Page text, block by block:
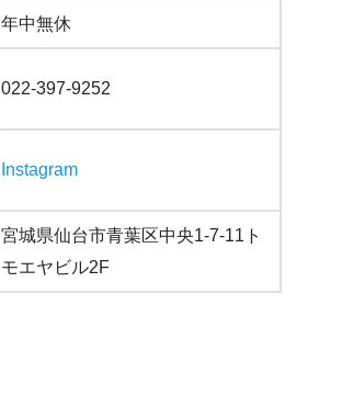
年中無休
022-397-9252
Instagram
宮城県仙台市青葉区中央1-7-11ト
モエヤビル2F